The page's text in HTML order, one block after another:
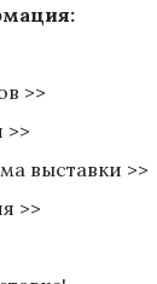
>>
>>
выставки >>
>>